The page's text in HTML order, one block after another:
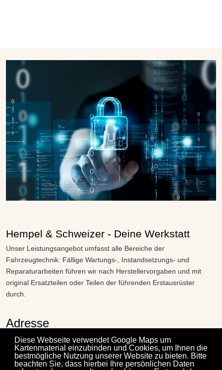
Diese Webseite verwendet Google Maps um
Kartenmaterial einzubinden und Cookies, um Ihnen die
bestmögliche Nutzung unserer Website zu bieten. Bitte
beachten Sie, dass hierbei Ihre persönlichen Daten
Hempel & Schweizer - Deine Werkstatt
Unser Leistungsangebot umfasst alle Bereiche der
Fahrzeugtechnik: Fällige Wartungs-, Instandsetzungs- und
Reparaturarbeiten führen wir nach Herstellervorgaben und mit
original Ersatzteilen oder Teilen der führenden Erstausrüster
durch.
Adresse
Weinstraße 24A
67147 Forst an der Weinstraße
Telefon: 06326-8650